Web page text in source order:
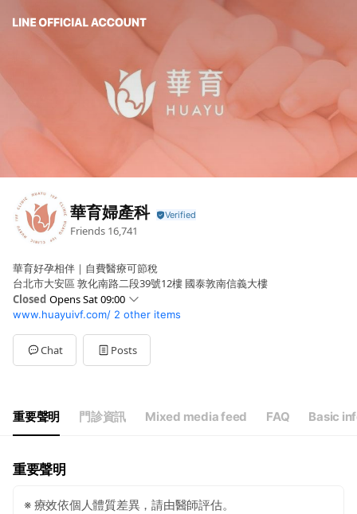
華育婦產科
Friends 16,741
華育好孕相伴｜自費醫療可節稅
台北市大安區 敦化南路二段39號12樓 國泰敦南信義大樓
Closed Opens Sat 09:00
SunClosed
Mon09:00 - 17:00,18:00 - 21:00
Tue09:00 - 17:00,18:00 - 21:00
Wed18:00 - 21:00
Sat09:00 - 12:30
www.huayuivf.com/ 2 other items
Chat Posts
重要聲明 門診資訊 Mixed media feed FAQ Basic
重要聲明
※ 療效依個人體質差異，請由醫師評估。